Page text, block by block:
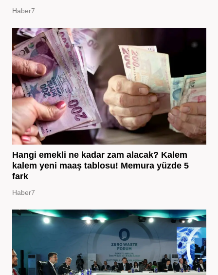
Haber7
Hangi emekli ne kadar zam alacak? Kalem
kalem yeni maaş tablosu! Memura yüzde 5
fark
Haber7